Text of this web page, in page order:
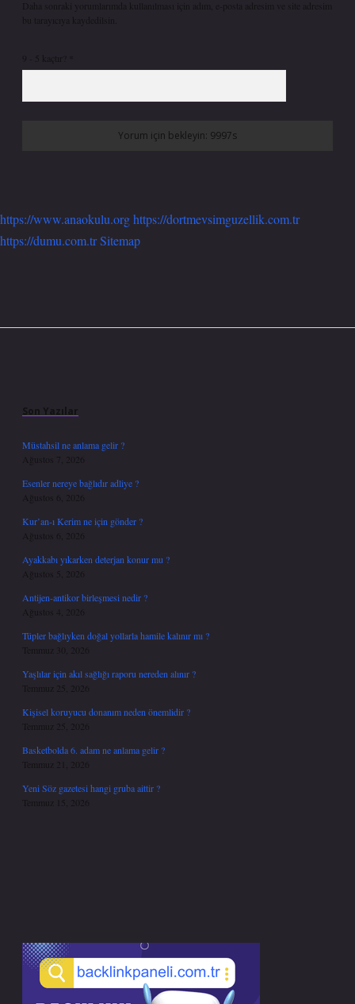
Daha sonraki yorumlarımda kullanılması için adım, e-posta adresim ve site adresim
bu tarayıcıya kaydedilsin.
9 - 5 kaçtır?
https://www.anaokulu.orghttps://dortmevsimguzellik.com.tr
https://dumu.com.trSitemap
Son Yazılar
Müstahsil ne anlama gelir ?
Ağustos 7, 2026
Esenler nereye bağlıdır adliye ?
Ağustos 6, 2026
Kur’an-ı Kerim ne için gönder ?
Ağustos 6, 2026
Ayakkabı yıkarken deterjan konur mu ?
Ağustos 5, 2026
Antijen-antikor birleşmesi nedir ?
Ağustos 4, 2026
Tüpler bağlıyken doğal yollarla hamile kalınır mı ?
Temmuz 30, 2026
Yaşlılar için akıl sağlığı raporu nereden alınır ?
Temmuz 25, 2026
Kişisel koruyucu donanım neden önemlidir ?
Temmuz 25, 2026
Basketbolda 6. adam ne anlama gelir ?
Temmuz 21, 2026
Yeni Söz gazetesi hangi gruba aittir ?
Temmuz 15, 2026